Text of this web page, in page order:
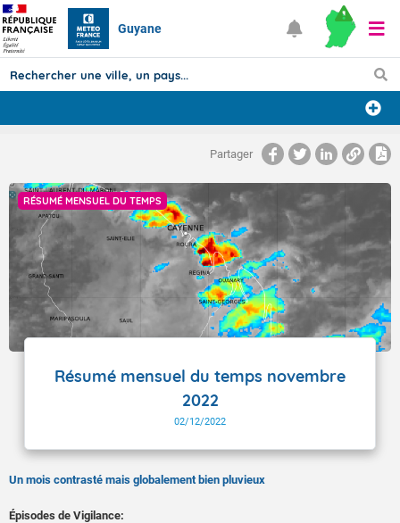
Guyane
Prévisions
TOUS LES RÉSULTATS
Articles
Partager
RÉSUMÉ MENSUEL DU TEMPS
Résumé mensuel du temps novembre
2022
02/12/2022
Un mois contrasté mais globalement bien pluvieux
Épisodes de Vigilance: